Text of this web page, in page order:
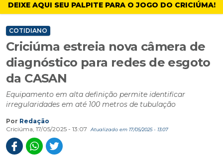
DEIXE AQUI SEU PALPITE PARA O JOGO DO CRICIÚMA!
COTIDIANO
Criciúma estreia nova câmera de
diagnóstico para redes de esgoto
da CASAN
Equipamento em alta definição permite identificar
irregularidades em até 100 metros de tubulação
Por Redação
Criciúma, 17/05/2025 - 13:07
Atualizado em 17/05/2025 - 13:07